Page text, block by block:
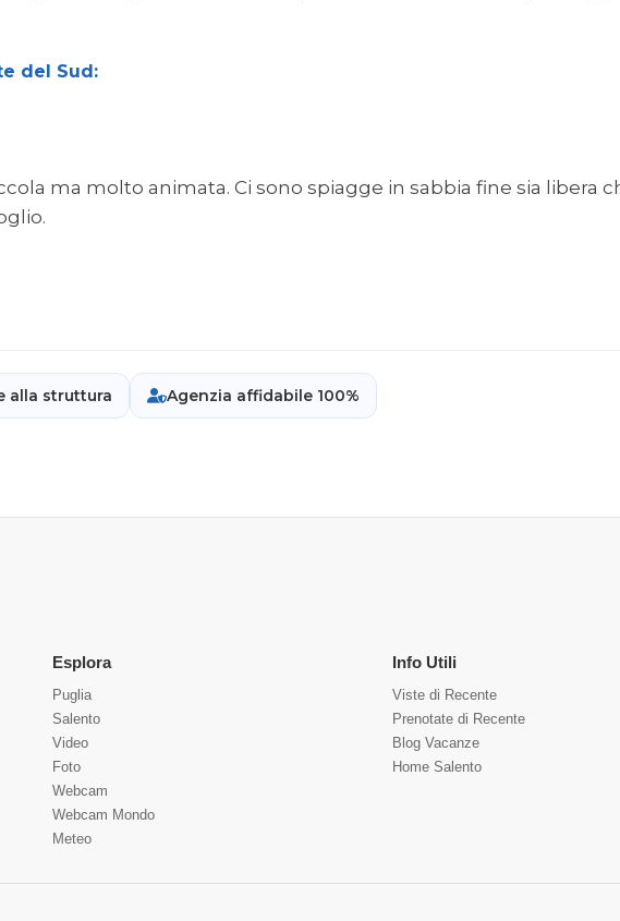
del Sud:
ma molto animata. Ci sono spiagge in sabbia fine sia libera
alla struttura Agenzia affidabile 100%
Esplora
Puglia
Salento
Video
Foto
Webcam
Webcam Mondo
Meteo
Info Utili
Viste di Recente
Prenotate di Recente
Blog Vacanze
Home Salento